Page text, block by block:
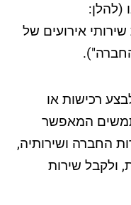
(להלן:
אירועים של
רכישות או
המאפשר
החברה ושירותיה,
ולקבל שירות